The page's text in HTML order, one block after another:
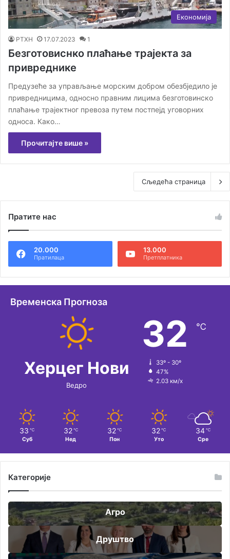
Економија
РТХН 17.07.2023 1
Безготовиснко плаћање трајекта за
привреднике
Предузеће за управљање морским добром обезбједило је
привредницима, односно правним лицима безготовинско
плаћање трајектног превоза путем постпејд уговорних
односа. Како…
Прочитајте више »
Сљедећа страница
Пратите нас
20.000
Пратилаца
13.000
Претплатника
Временска Прогноза
Херцег Нови
Ведро
32 ℃
33º - 30º
47%
2.03 км/х
33 ℃
Суб
32 ℃
Нед
32 ℃
Пон
32 ℃
Уто
34 ℃
Сре
Категорије
Агро
Друштво